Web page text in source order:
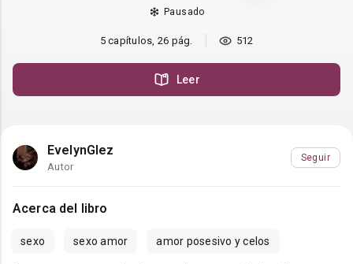
Pausado
5 capítulos, 26 pág. 512
Leer
EvelynGlez
Autor
Seguir
Acerca del libro
sexo sexo amor amor posesivo y celos